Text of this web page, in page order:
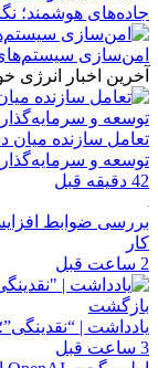
جاده‌های هوشمند؛
امن‌سازی
آخرین اخبار انرژی
تعامل سازنده میان
توسعه و
42 دقیقه قبل
بررسی ضوابط
کار
2 ساعت قبل
یادداشت |
3 ساعت قبل